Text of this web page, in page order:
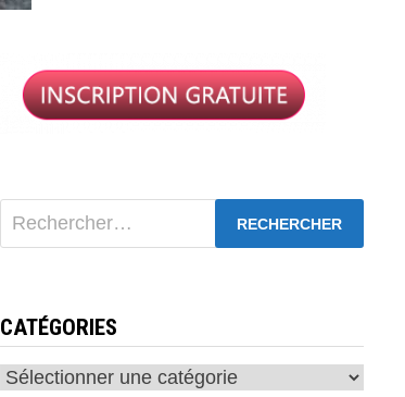
Rechercher :
CATÉGORIES
Catégories